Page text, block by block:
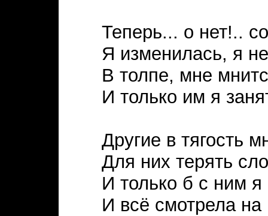
Теперь... о нет!..
Я изменилась, я
В толпе, мне
И только им я
Другие в тягость
Для них терять
И только б с ним я
И всё смотрела на